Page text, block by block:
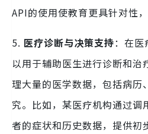
API的使用使教育更具针对性
5. 医疗诊断与决策支持：在
以用于辅助医生进行诊断和治
理大量的医学数据，包括病历
究。比如，某医疗机构通过调
者的症状和历史数据，提供初